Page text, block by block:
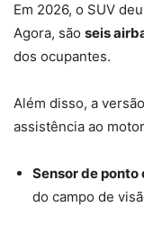
Em 2026, o SUV
Agora, são seis
dos ocupantes.
Além disso, a
assistência ao
Sensor de ponto
do campo de